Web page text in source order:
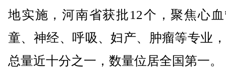
地实施，河南省获批12个，聚焦心
童、神经、呼吸、妇产、肿瘤等专业
总量近十分之一，数量位居全国第一。